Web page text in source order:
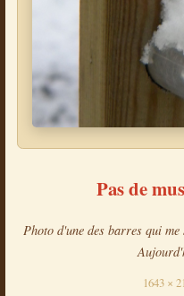
Pas de
Photo d'une des barres qui
1643 ×